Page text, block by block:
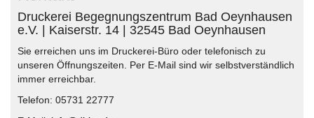
Druckerei Begegnungszentrum Bad Oeynhausen
e.V. | Kaiserstr. 14 | 32545 Bad Oeynhausen
Sie erreichen uns im Druckerei-Büro oder telefonisch zu
unseren Öffnungszeiten. Per E-Mail sind wir selbstverständlich
immer erreichbar.
Telefon: 05731 22777